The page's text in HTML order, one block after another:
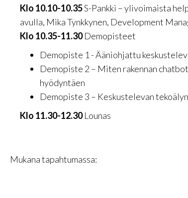
Klo 10.10-10.35S-Pankki – ylivoimaista
avulla, Mika Tynkkynen, Development
Klo 10.35-11.30Demopisteet
Demopiste 1 - Ääniohjattu
Demopiste 2 – Miten rakennan
hyödyntäen
Demopiste 3 – Keskustelevan
Klo 11.30-12.30Lounas
Mukana tapahtumassa: